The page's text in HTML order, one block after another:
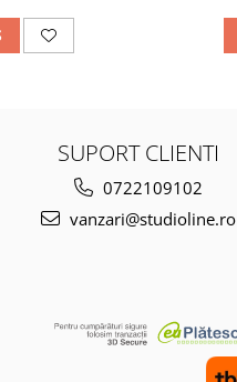
SUPORT CLIENTI
0722109102
vanzari@studioline.ro